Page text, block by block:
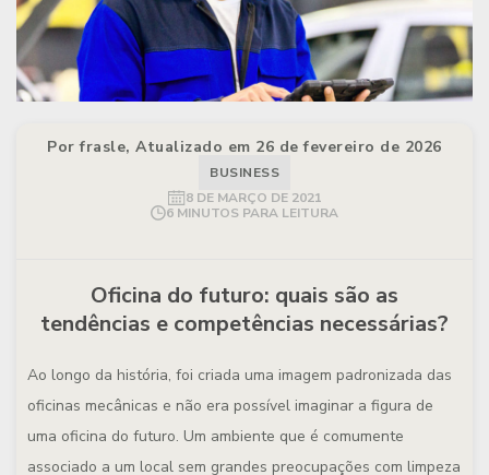
Por frasle, Atualizado em 26 de fevereiro de 2026
BUSINESS
8 DE MARÇO DE 2021
6 MINUTOS PARA LEITURA
Oficina do futuro: quais são as
tendências e competências necessárias?
Ao longo da história, foi criada uma imagem padronizada das
oficinas mecânicas e não era possível imaginar a figura de
uma oficina do futuro. Um ambiente que é comumente
associado a um local sem grandes preocupações com limpeza